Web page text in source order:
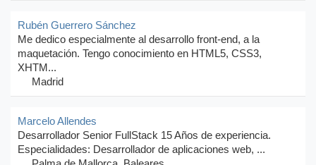
Rubén Guerrero Sánchez
Me dedico especialmente al desarrollo front-end, a la
maquetación. Tengo conocimiento en HTML5, CSS3,
XHTM...
Madrid
Marcelo Allendes
Desarrollador Senior FullStack 15 Años de experiencia.
Especialidades: Desarrollador de aplicaciones web, ...